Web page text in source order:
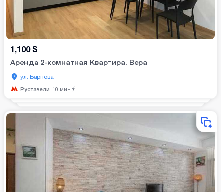
1,100 $
Аренда 2-комнатная Квартира. Вера
ул. Барнова
Руставели 10 мин